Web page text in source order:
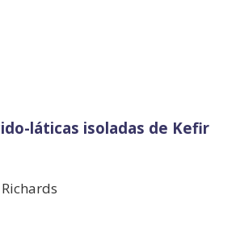
láticas isoladas de Kefir